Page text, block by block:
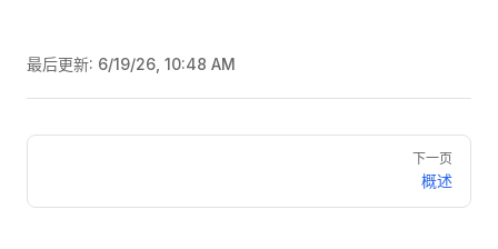
最后更新: 6/19/26, 10:48 AM
Pager
下一页
概述